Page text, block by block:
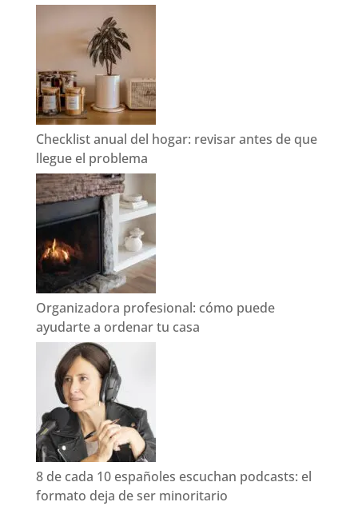
Checklist anual del hogar: revisar antes de que
llegue el problema
Organizadora profesional: cómo puede
ayudarte a ordenar tu casa
8 de cada 10 españoles escuchan podcasts: el
formato deja de ser minoritario